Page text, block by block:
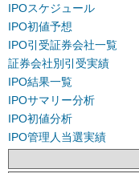
IPOスケジュール
IPO初値予想
IPO引受証券会社一覧
証券会社別引受実績
IPO結果一覧
IPOサマリー分析
IPO初値分析
IPO管理人当選実績